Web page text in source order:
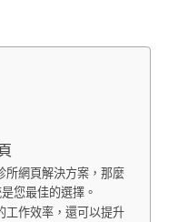
所網頁解決方案，那麼
您最佳的選擇。
工作效率，還可以提升